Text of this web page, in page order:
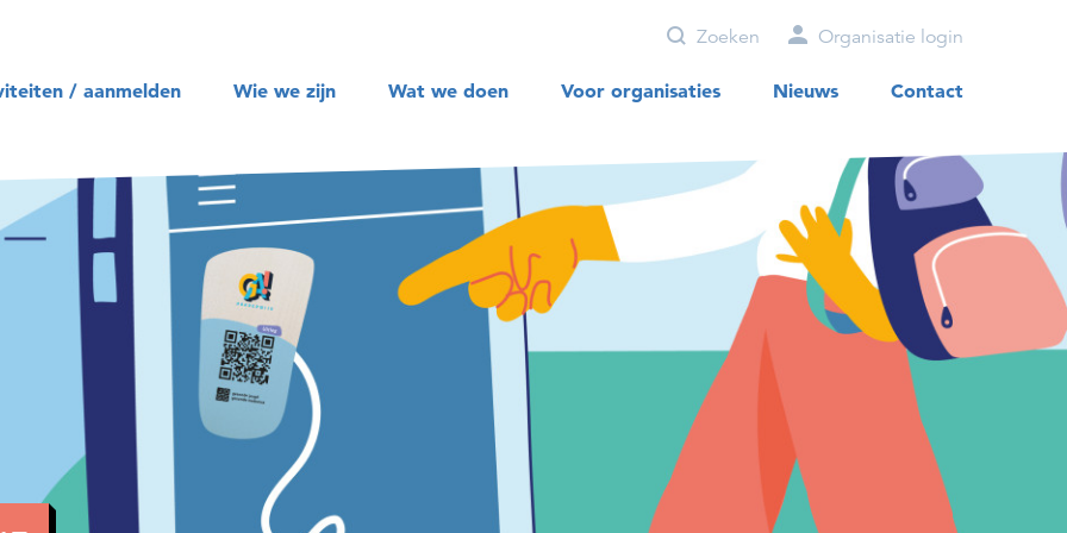
/ aanmelden Wie we zijn Wat we doen Voor organisaties Nieuws Contact
Zoeken Organisatie login